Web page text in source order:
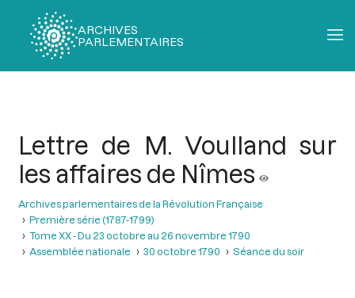
ARCHIVES
PARLEMENTAIRES
Lettre de M. Voulland sur
les affaires de Nîmes
Archives parlementaires de la Révolution Française
Première série (1787-1799)
Tome XX - Du 23 octobre au 26 novembre 1790
Assemblée nationale
30 octobre 1790 Séance du soir